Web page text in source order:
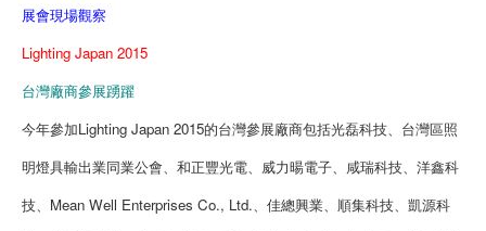
展會現場觀察
Lighting Japan 2015
台灣廠商參展踴躍
今年參加Lighting Japan 2015的台灣參展廠商包括光磊科技、台灣區照
明燈具輸出業同業公會、和正豐光電、威力暘電子、咸瑞科技、洋鑫科
技、Mean Well Enterprises Co., Ltd.、佳總興業、順集科技、凱源科